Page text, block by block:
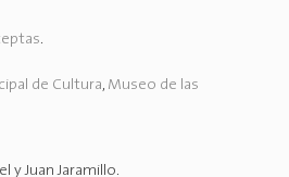
.
de Cultura, Museo de las
y Juan Jaramillo.